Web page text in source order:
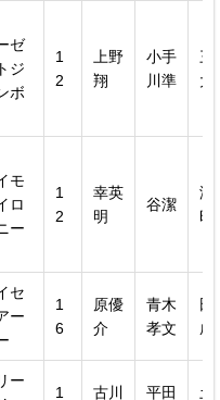
ゼ
ジ
ボ
1
2
上野
翔
小手
川準
三
大
モ
ロ
ー
1
2
幸英
明
谷潔
澤
昭
セ
ー
1
6
原優
介
青木
孝文
田
成
ー
1 古川 平田 土